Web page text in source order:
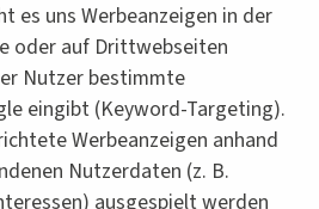
es uns Werbeanzeigen in der
oder auf Drittwebseiten
Nutzer bestimmte
eingibt (Keyword-Targeting).
Werbeanzeigen anhand
Nutzerdaten (z. B.
ausgespielt werden